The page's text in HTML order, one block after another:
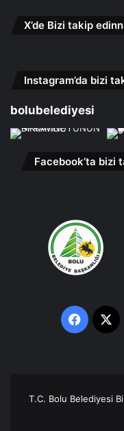
X’de Bizi takip edinn
Instagram’da bizi
bolubelediyesi
Facebook’ta bizi
X
T.C. Bolu Belediyesi